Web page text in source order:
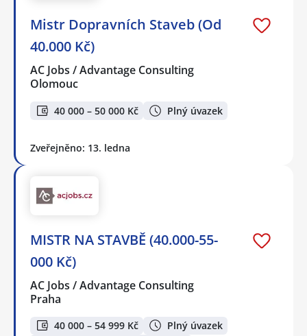
Mistr Dopravních Staveb (Od
40.000 Kč)
AC Jobs / Advantage Consulting
Olomouc
40 000 – 50 000 Kč Plný úvazek
Zveřejněno: 13. ledna
MISTR NA STAVBĚ (40.000-55-
000 Kč)
AC Jobs / Advantage Consulting
Praha
40 000 – 54 999 Kč
Plný úvazek